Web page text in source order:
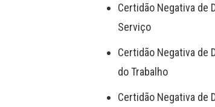
Certidão Negativa de
Serviço
Certidão Negativa de
do Trabalho
Certidão Negativa de